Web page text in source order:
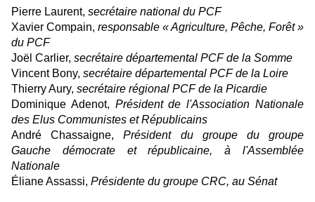
Pierre Laurent, secrétaire national du PCF
Xavier Compain, responsable « Agriculture, Pêche, Forêt »
du PCF
Joël Carlier, secrétaire départemental PCF de la Somme
Vincent Bony, secrétaire départemental PCF de la Loire
Thierry Aury, secrétaire régional PCF de la Picardie
Dominique Adenot, Président de l'Association Nationale
des Elus Communistes et Républicains
André Chassaigne,Président du groupe du groupe
Gauche démocrate et républicaine, à l'Assemblée
Nationale
Éliane Assassi, Présidente du groupe CRC, au Sénat